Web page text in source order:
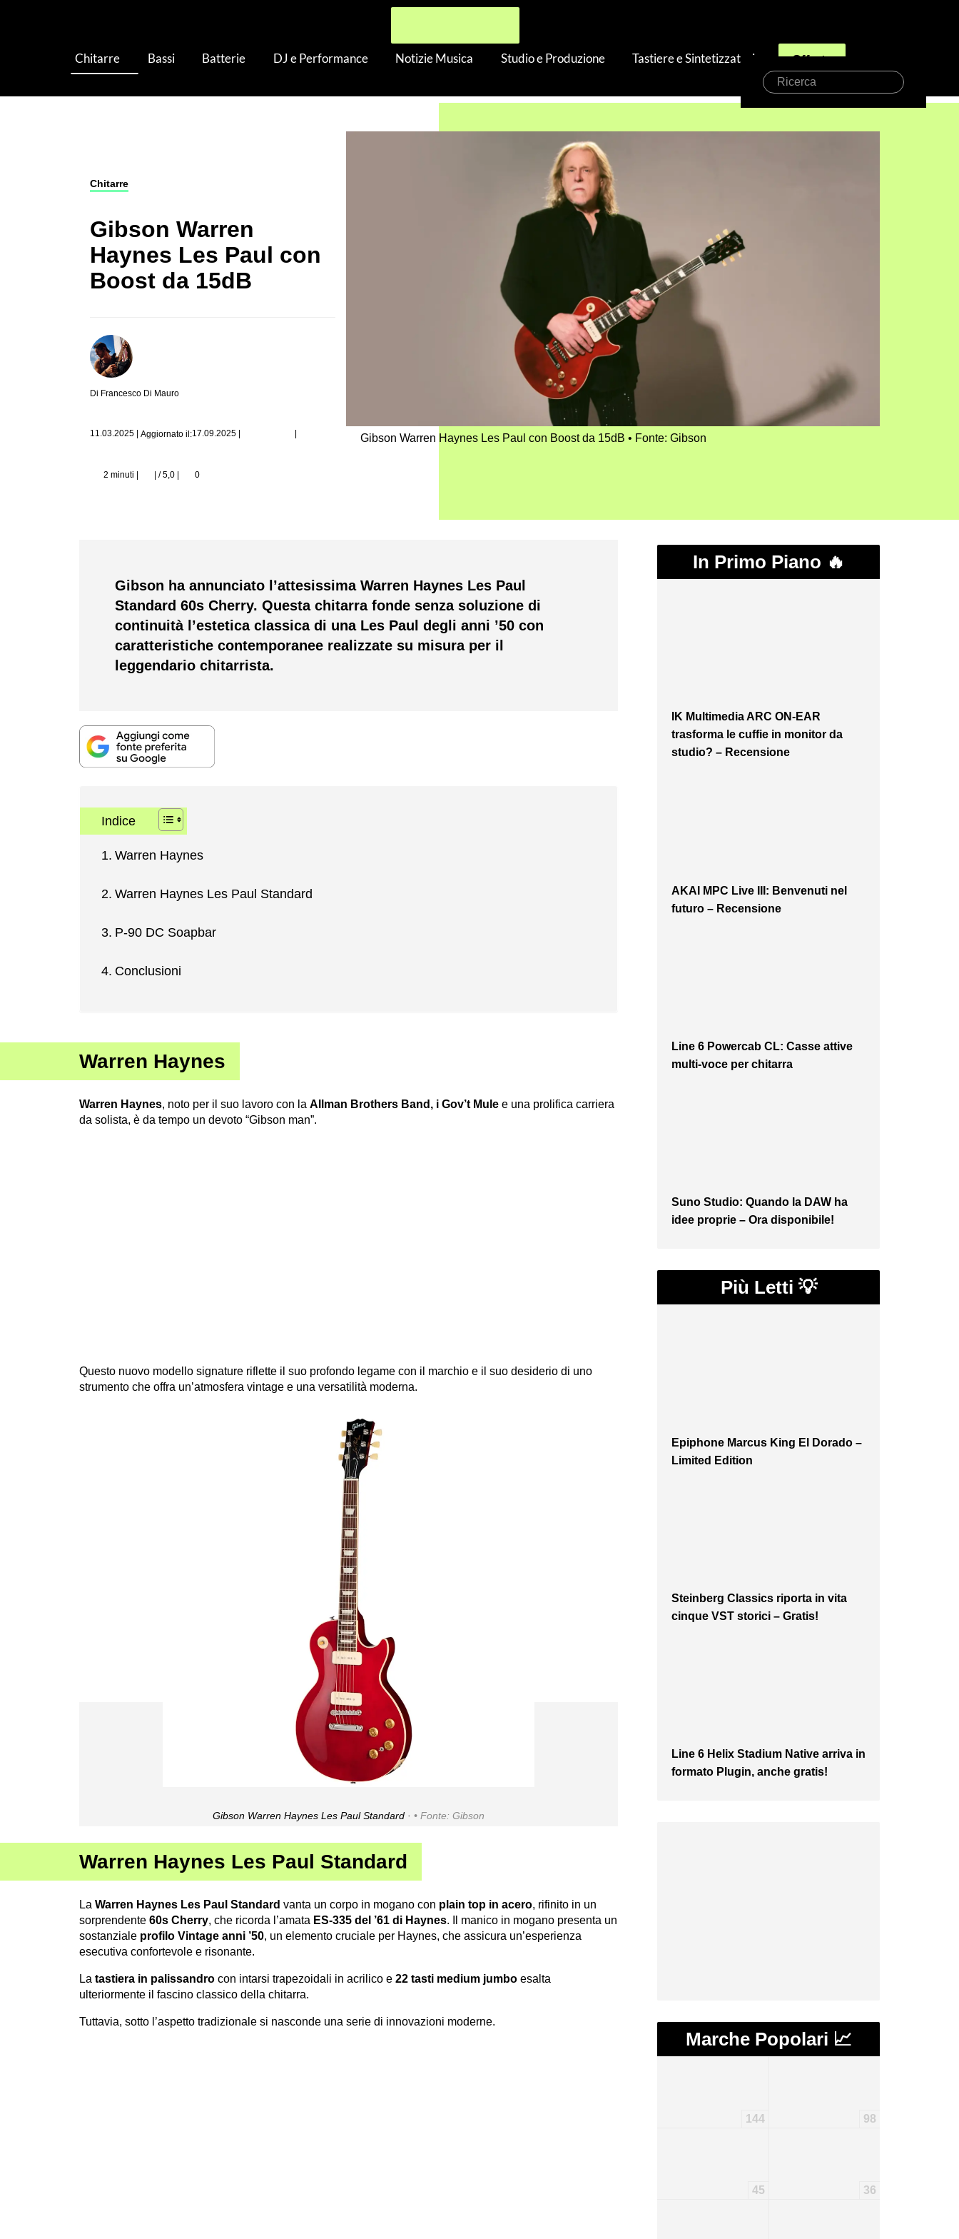
Chitarre Bassi Batterie DJ e Performance Notizie Musica Studio e Produzione Tastiere e Sintetizzatori Offerte
Ricerca
Chitarre
Gibson Warren
Haynes Les Paul con
Boost da 15dB
Di Francesco Di Mauro
11.03.2025 Aggiornato il:17.09.2025
2 minuti | | / 5,0 | 0
Gibson Warren Haynes Les Paul con Boost da 15dB Fonte: Gibson
Gibson ha annunciato l’attesissima Warren Haynes Les Paul
Standard 60s Cherry. Questa chitarra fonde senza soluzione di
continuità l’estetica classica di una Les Paul degli anni ’50 con
caratteristiche contemporanee realizzate su misura per il
leggendario chitarrista.
Indice
Warren Haynes
Warren Haynes Les Paul Standard
P-90 DC Soapbar
Conclusioni
Warren Haynes
Warren Haynes, noto per il suo lavoro con la Allman Brothers Band, i Gov’t Mule e una prolifica carriera
da solista, è da tempo un devoto “Gibson man”.
Questo nuovo modello signature riflette il suo profondo legame con il marchio e il suo desiderio di uno
strumento che offra un’atmosfera vintage e una versatilità moderna.
Gibson Warren Haynes Les Paul Standard · Fonte: Gibson
Warren Haynes Les Paul Standard
La Warren Haynes Les Paul Standard vanta un corpo in mogano con plain top in acero, rifinito in un
sorprendente 60s Cherry, che ricorda l’amata ES-335 del ’61 di Haynes. Il manico in mogano presenta un
sostanziale profilo Vintage anni ’50, un elemento cruciale per Haynes, che assicura un’esperienza
esecutiva confortevole e risonante.
La tastiera in palissandro con intarsi trapezoidali in acrilico e 22 tasti medium jumbo esalta
ulteriormente il fascino classico della chitarra.
Tuttavia, sotto l’aspetto tradizionale si nasconde una serie di innovazioni moderne.
In Primo Piano 🔥
IK Multimedia ARC ON-EAR
trasforma le cuffie in monitor da
studio? – Recensione
AKAI MPC Live III: Benvenuti nel
futuro – Recensione
Line 6 Powercab CL: Casse attive
multi-voce per chitarra
Suno Studio: Quando la DAW ha
idee proprie – Ora disponibile!
Più Letti 💡
Epiphone Marcus King El Dorado –
Limited Edition
Steinberg Classics riporta in vita
cinque VST storici – Gratis!
Line 6 Helix Stadium Native arriva in
formato Plugin, anche gratis!
Marche Popolari 📈
144 98
45 36